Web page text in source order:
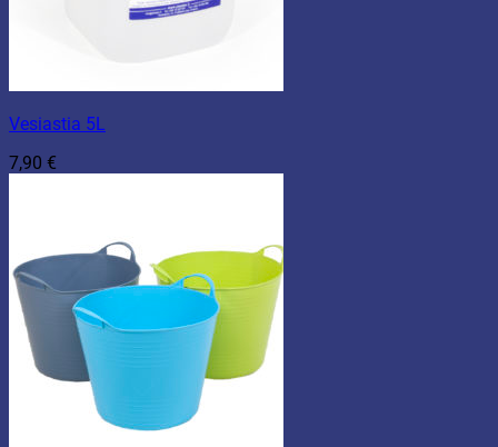
Vesiastia 5L
7,90 €